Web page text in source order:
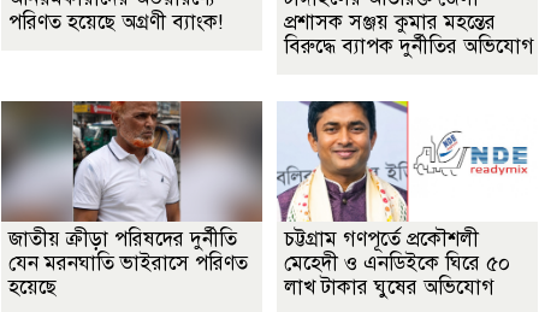
পরিণত হয়েছে অগ্রণী ব্যাংক!
প্রশাসক সঞ্জয় কুমার মহন্তের
বিরুদ্ধে ব্যাপক দুর্নীতির অভিযোগ
জাতীয় ক্রীড়া পরিষদের দুর্নীতি
যেন মরনঘাতি ভাইরাসে পরিণত
হয়েছে
চট্টগ্রাম গণপূর্তে প্রকৌশলী
মেহেদী ও এনডিইকে ঘিরে ৫০
লাখ টাকার ঘুষের অভিযোগ